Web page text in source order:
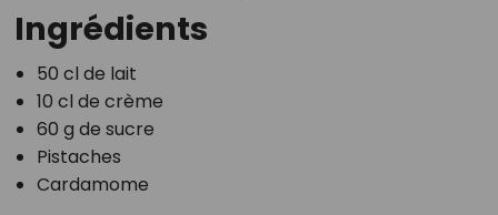
Ingrédients
50 cl de lait
10 cl de crème
60 g de sucre
Pistaches
Cardamome